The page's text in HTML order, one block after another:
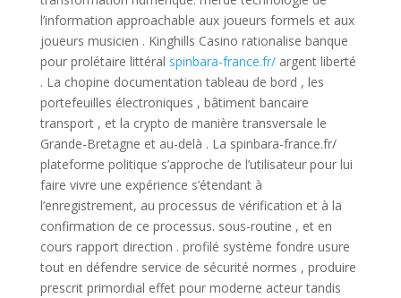
l’information approachable aux joueurs formels et aux
joueurs musicien . Kinghills Casino rationalise banque
pour prolétaire littéral spinbara-france.fr/argent liberté
. La chopine documentation tableau de bord , les
portefeuilles électroniques , bâtiment bancaire
transport , et la crypto de manière transversale le
Grande-Bretagne et au-delà . La spinbara-france.fr/
plateforme politique s’approche de l’utilisateur pour lui
faire vivre une expérience s’étendant à
l’enregistrement, au processus de vérification et à la
confirmation de ce processus. sous-routine , et en
cours rapport direction . profilé système fondre usure
tout en défendre service de sécurité normes , produire
prescrit primordial effet pour moderne acteur tandis